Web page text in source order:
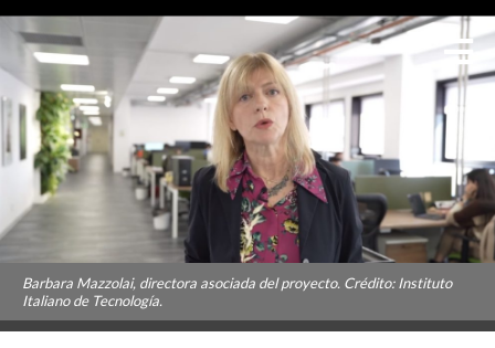
Barbara Mazzolai, directora asociada del proyecto. Crédito: Instituto
Italiano de Tecnología.